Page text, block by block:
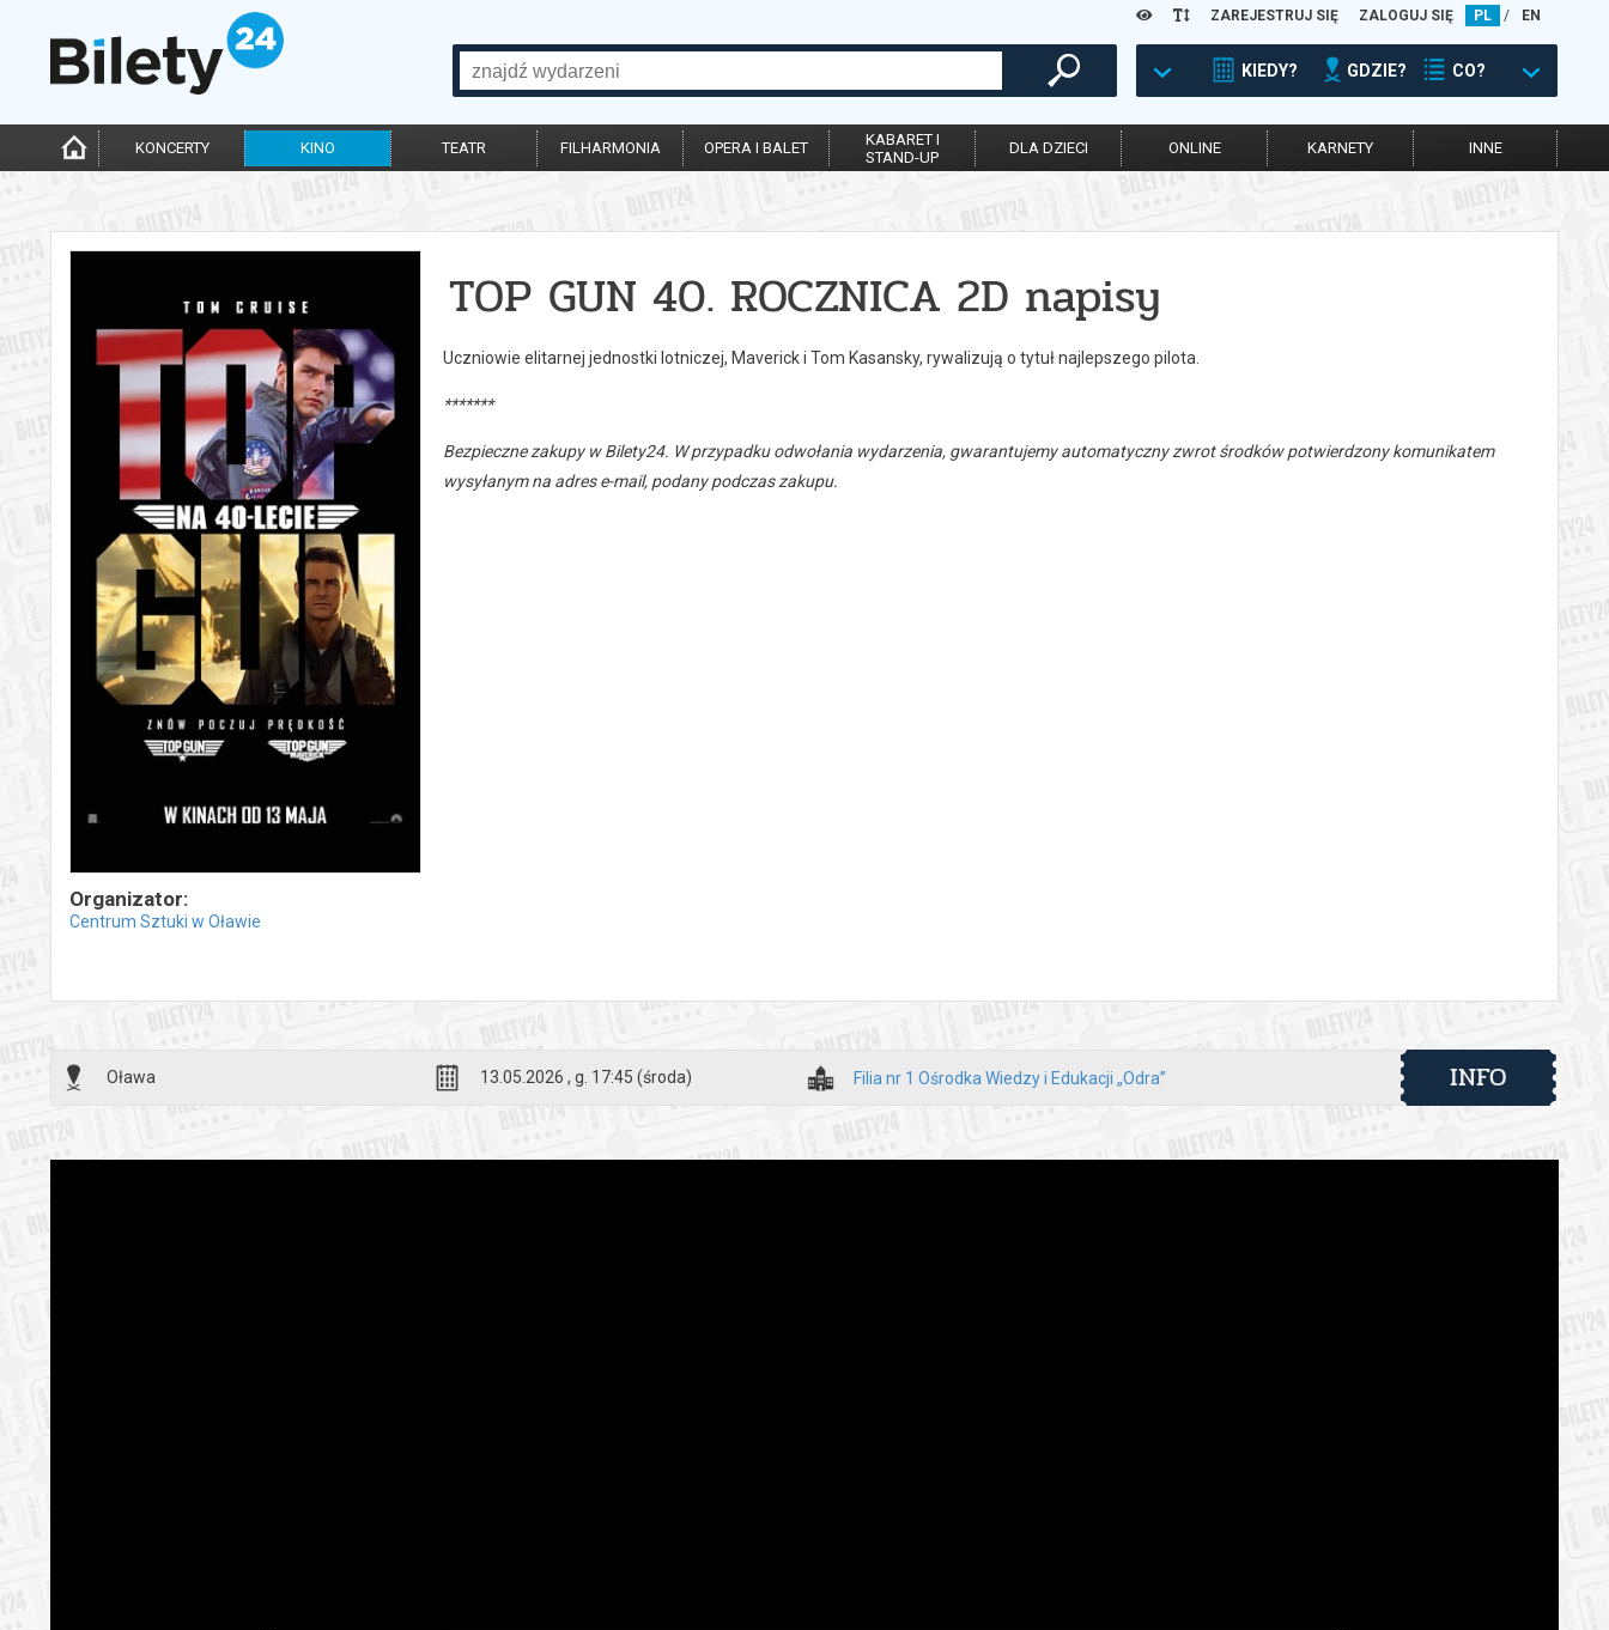
ZAREJESTRUJ SIĘ ZALOGUJ SIĘ PL / EN
KIEDY? GDZIE? CO?
KONCERTY KINO TEATR FILHARMONIA OPERA I BALET
KABARET I
STAND-UP
DLA DZIECI ONLINE KARNETY INNE
Organizator:
Centrum Sztuki w Oławie
TOP GUN 40. ROCZNICA 2D napisy
Uczniowie elitarnej jednostki lotniczej, Maverick i Tom Kasansky, rywalizują o tytuł najlepszego pilota.
*******
Bezpieczne zakupy w Bilety24. W przypadku odwołania wydarzenia, gwarantujemy automatyczny zwrot środków potwierdzony komunikatem
wysyłanym na adres e-mail, podany podczas zakupu.
Oława 13.05.2026 , g. 17:45 (środa) Filia nr 1 Ośrodka Wiedzy i Edukacji „Odra” INFO